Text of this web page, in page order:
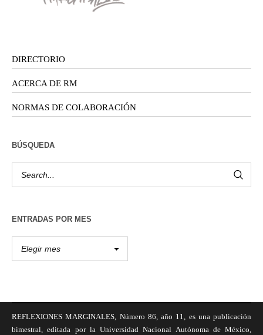
DIRECTORIO
ACERCA DE RM
NORMAS DE COLABORACIÓN
BÚSQUEDA
ENTRADAS POR MES
REFLEXIONES MARGINALES, Número 86, año 11, es una publicación
bimestral, editada por la Universidad Nacional Autónoma de México,